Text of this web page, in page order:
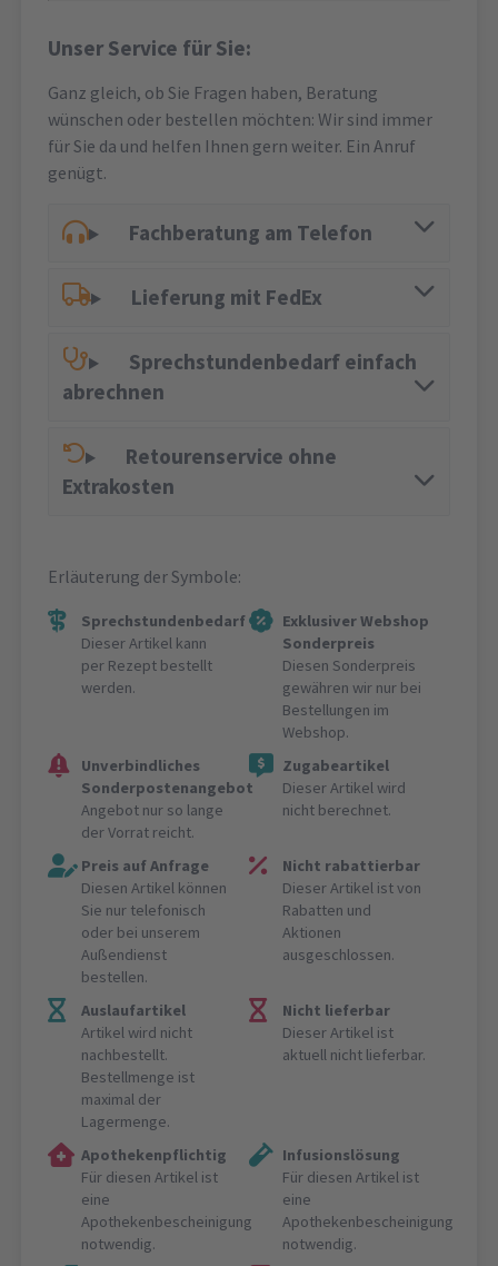
Unser Service für Sie:
Ganz gleich, ob Sie Fragen haben, Beratung
wünschen oder bestellen möchten: Wir sind immer
für Sie da und helfen Ihnen gern weiter. Ein Anruf
genügt.
Fachberatung am Telefon
Lieferung mit FedEx
Sprechstundenbedarf einfach
abrechnen
Retourenservice ohne
Extrakosten
Erläuterung der Symbole:
Sprechstundenbedarf
Dieser Artikel kann
per Rezept bestellt
werden.
Exklusiver Webshop
Sonderpreis
Diesen Sonderpreis
gewähren wir nur bei
Bestellungen im
Webshop.
Unverbindliches
Sonderpostenangebot
Angebot nur so lange
der Vorrat reicht.
Zugabeartikel
Dieser Artikel wird
nicht berechnet.
Preis auf Anfrage
Diesen Artikel können
Sie nur telefonisch
oder bei unserem
Außendienst
bestellen.
Nicht rabattierbar
Dieser Artikel ist von
Rabatten und
Aktionen
ausgeschlossen.
Auslaufartikel
Artikel wird nicht
nachbestellt.
Bestellmenge ist
maximal der
Lagermenge.
Nicht lieferbar
Dieser Artikel ist
aktuell nicht lieferbar.
Apothekenpflichtig
Für diesen Artikel ist
eine
Apothekenbescheinigung
notwendig.
Infusionslösung
Für diesen Artikel ist
eine
Apothekenbescheinigung
notwendig.